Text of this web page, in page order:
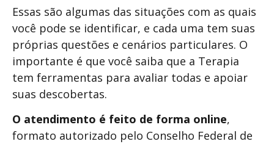
Essas são algumas das situações com as quais
você pode se identificar, e cada uma tem suas
próprias questões e cenários particulares. O
importante é que você saiba que a Terapia
tem ferramentas para avaliar todas e apoiar
suas descobertas.
O atendimento é feito de forma online,
formato autorizado pelo Conselho Federal de